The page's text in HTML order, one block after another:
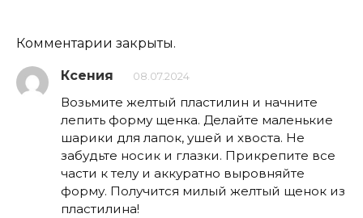
Комментарии закрыты.
Ксения 08.07.2024
Возьмите желтый пластилин и начните
лепить форму щенка. Делайте маленькие
шарики для лапок, ушей и хвоста. Не
забудьте носик и глазки. Прикрепите все
части к телу и аккуратно выровняйте
форму. Получится милый желтый щенок из
пластилина!